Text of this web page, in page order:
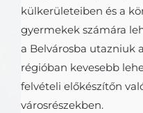
külkerületeiben és a
gyermekek számára
a Belvárosba utazniuk
régióban kevesebb
felvételi előkészítőn
városrészekben.